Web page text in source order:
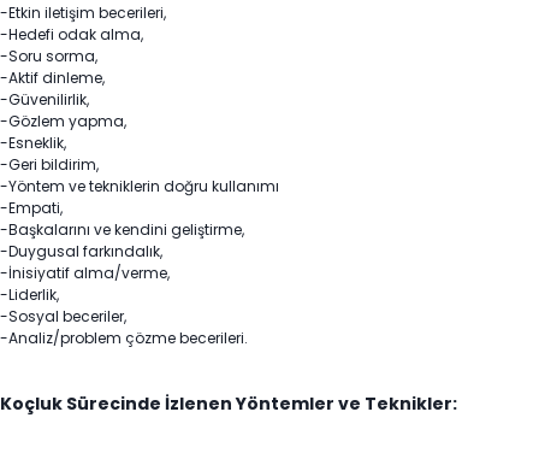
-Etkin iletişim becerileri,
-Hedefi odak alma,
-Soru sorma,
-Aktif dinleme,
-Güvenilirlik,
-Gözlem yapma,
-Esneklik,
-Geri bildirim,
-Yöntem ve tekniklerin doğru kullanımı
-Empati,
-Başkalarını ve kendini geliştirme,
-Duygusal farkındalık,
-İnisiyatif alma/verme,
-Liderlik,
-Sosyal beceriler,
-Analiz/problem çözme becerileri.
Koçluk Sürecinde İzlenen Yöntemler ve Teknikler: